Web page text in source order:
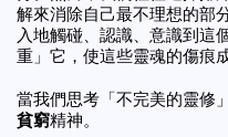
解來消除自己最不理想的部
入地觸碰、認識、意識到這
重」它，使這些靈魂的傷痕
當我們思考「不完美的靈修
貧窮精神。